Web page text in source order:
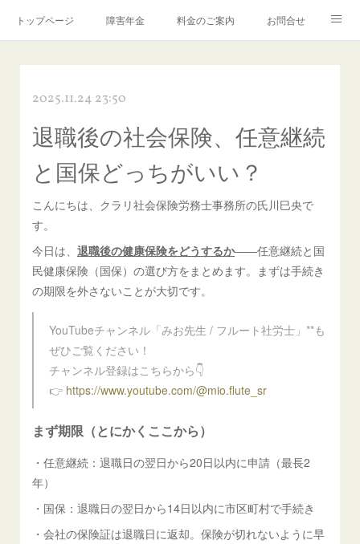
トップページ 障害年金 料金のご案内 お問合せ
2025.11.24 23:50
退職後の社会保険、任意継続
と国保どっちがいい？
こんにちは、クラリ社会保険労務士事務所の氏川巳央で
す。
今日は、退職後の健康保険をどうするか――任意継続と国
民健康保険（国保）の選び方をまとめます。まずは手続き
の期限を外さないことが大切です。
YouTubeチャンネル「みお先生 / フルート社労士」**も
ぜひご覧ください！
チャンネル登録はこちらから👇
👉 https://www.youtube.com/@mio.flute_sr
まず期限（とにかくここから）
・任意継続：退職日の翌日から20日以内に申請（最長2
年）
・国保：退職日の翌日から14日以内に市区町村で手続き
・会社の保険証は退職日に返却。保険が切れないように早